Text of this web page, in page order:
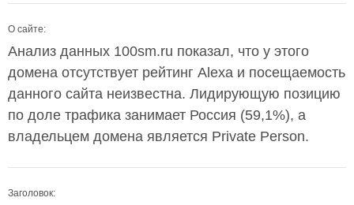
О сайте:
Анализ данных 100sm.ru показал, что у этого
домена отсутствует рейтинг Alexa и посещаемость
данного сайта неизвестна. Лидирующую позицию
по доле трафика занимает Россия (59,1%), а
владельцем домена является Private Person.
Заголовок: